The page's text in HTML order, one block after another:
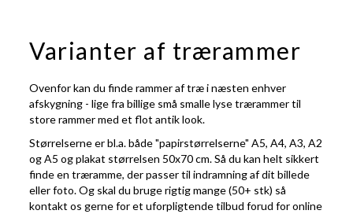
Varianter af trærammer
Ovenfor kan du finde rammer af træ i næsten enhver
afskygning - lige fra billige små smalle lyse trærammer til
store rammer med et flot antik look.
Størrelserne er bl.a. både "papirstørrelserne" A5, A4, A3, A2
og A5 og plakat størrelsen 50x70 cm. Så du kan helt sikkert
finde en træramme, der passer til indramning af dit billede
eller foto. Og skal du bruge rigtig mange (50+ stk) så
kontakt os gerne for et uforpligtende tilbud forud for online